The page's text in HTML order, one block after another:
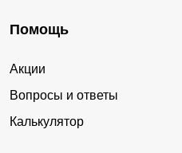
Помощь
Акции
Вопросы и ответы
Калькулятор